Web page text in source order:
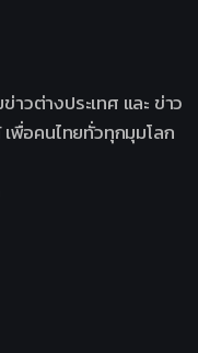
วต่างประเทศ และ ข่าว
เพื่อคนไทยทั่วทุกมุมโลก